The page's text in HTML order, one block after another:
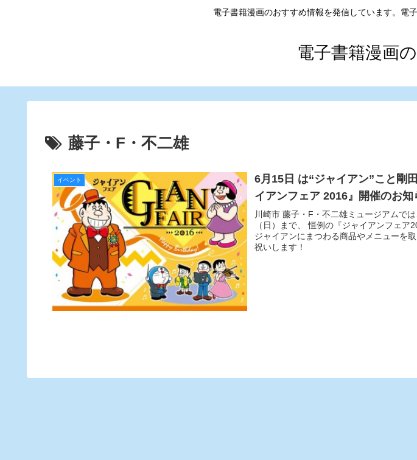
電子書籍漫画のおすすめ情報を発信しています。電
電子書籍漫画
藤子・F・不二雄
イベント
6月15日 は“ジャイアン”こと剛
イアンフェア 2016』開催のお知
川崎市 藤子・F・不二雄ミュージアムで
（日）まで、 恒例の『ジャイアンフェア
ジャイアンにまつわる商品やメニューを
祝いします！